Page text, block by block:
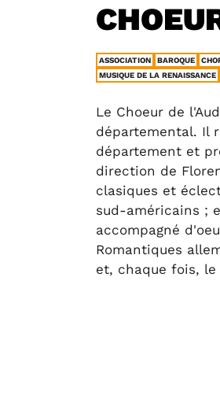
ASSOCIATION BAROQUE
MUSIQUE DE LA RENAISSANCE
Le Choeur de
départemental. Il
département et
direction de
clasiques et
sud-américains ;
accompagné
Romantiques
et, chaque fois,